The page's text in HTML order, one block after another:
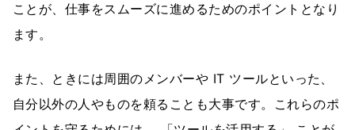
ことが、仕事をスムーズに進めるためのポイントとなり
ます。
また、ときには周囲のメンバーや IT ツールといった、
自分以外の人やものを頼ることも大事です。これらのポ